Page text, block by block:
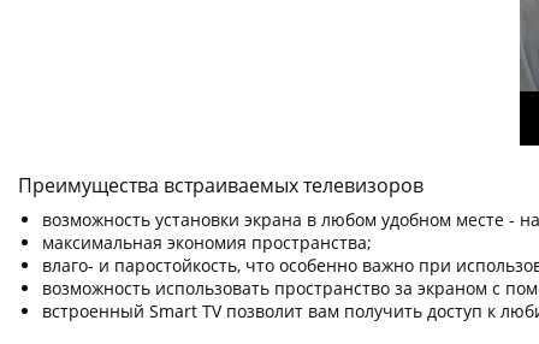
Преимущества встраиваемых телевизоров
возможность установки экрана в любом удобном месте -
максимальная экономия пространства;
влаго- и паростойкость, что особенно важно при
возможность использовать пространство за экраном с
встроенный Smart TV позволит вам получить доступ к